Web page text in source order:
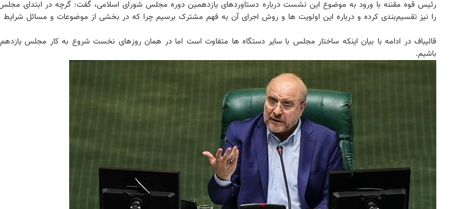
رئیس قوه مقننه با ورود به موضوع این نشست درباره دستاوردهای یازدهمین دوره مجلس شورای اسلامی، گفت: گرچه در ابتدای
را نیز تقسیم‌بندی کرده و درباره این اولویت ها و روش اجرای آن به فهم مشترک برسیم چرا که در بخشی از موضوعات و مسائل
قالیباف در ادامه با بیان اینکه ساختار مجلس با سایر دستگاه ها متفاوت است اما در همان روزهای نخست شروع به کار مجلس
باشیم.